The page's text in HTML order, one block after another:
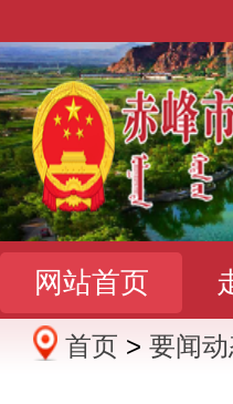
网站首页
办事服务
首页 > 要闻